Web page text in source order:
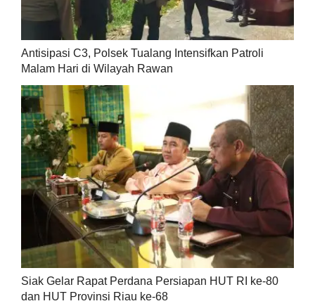
Antisipasi C3, Polsek Tualang Intensifkan Patroli
Malam Hari di Wilayah Rawan
Siak Gelar Rapat Perdana Persiapan HUT RI ke-80
dan HUT Provinsi Riau ke-68